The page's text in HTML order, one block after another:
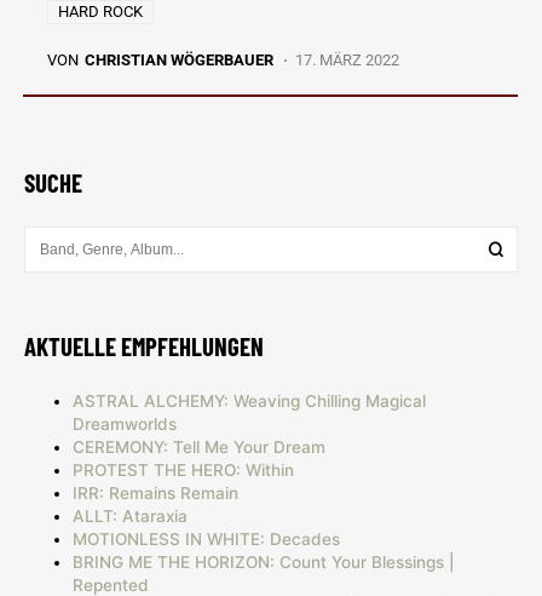
HARD ROCK
VON CHRISTIAN WÖGERBAUER 17. MÄRZ 2022
SUCHE
AKTUELLE EMPFEHLUNGEN
ASTRAL ALCHEMY: Weaving Chilling Magical
Dreamworlds
CEREMONY: Tell Me Your Dream
PROTEST THE HERO: Within
IRR: Remains Remain
ALLT: Ataraxia
MOTIONLESS IN WHITE: Decades
BRING ME THE HORIZON: Count Your Blessings |
Repented